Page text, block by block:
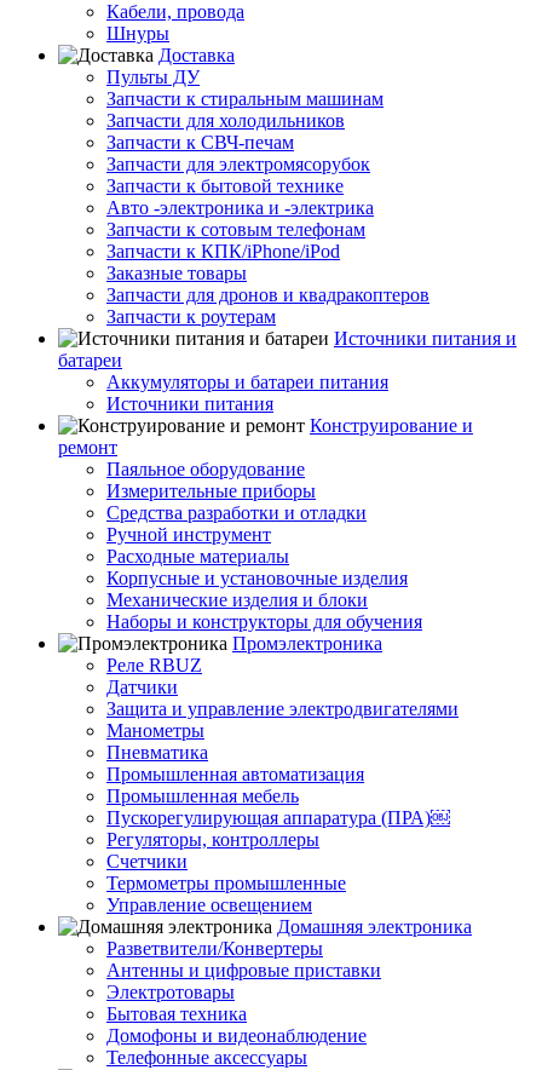
Кабели, провода
Шнуры
Доставка
Пульты ДУ
Запчасти к стиральным машинам
Запчасти для холодильников
Запчасти к СВЧ-печам
Запчасти для электромясорубок
Запчасти к бытовой технике
Авто -электроника и -электрика
Запчасти к сотовым телефонам
Запчасти к КПК/iPhone/iPod
Заказные товары
Запчасти для дронов и квадракоптеров
Запчасти к роутерам
Источники питания и
батареи
Аккумуляторы и батареи питания
Источники питания
Конструирование и
ремонт
Паяльное оборудование
Измерительные приборы
Средства разработки и отладки
Ручной инструмент
Расходные материалы
Корпусные и установочные изделия
Механические изделия и блоки
Наборы и конструкторы для обучения
Промэлектроника
Реле RBUZ
Датчики
Защита и управление электродвигателями
Манометры
Пневматика
Промышленная автоматизация
Промышленная мебель
Пускорегулирующая аппаратура (ПРА)￼
Регуляторы, контроллеры
Счетчики
Термометры промышленные
Управление освещением
Домашняя электроника
Разветвители/Конвертеры
Антенны и цифровые приставки
Электротовары
Бытовая техника
Домофоны и видеонаблюдение
Телефонные аксессуары